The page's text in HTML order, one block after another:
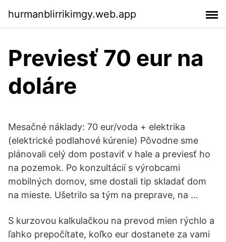
hurmanblirrikimgy.web.app
Previesť 70 eur na
doláre
Mesačné náklady: 70 eur/voda + elektrika
(elektrické podlahové kúrenie) Pôvodne sme
plánovali celý dom postaviť v hale a previesť ho
na pozemok. Po konzultácií s výrobcami
mobilných domov, sme dostali tip skladať dom
na mieste. Ušetrilo sa tým na preprave, na …
S kurzovou kalkulačkou na prevod mien rýchlo a
ľahko prepočítate, koľko eur dostanete za vami